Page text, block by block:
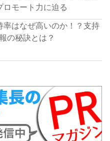
ロモート力に迫る
率はなぜ高いのか！？支持
の秘訣とは？